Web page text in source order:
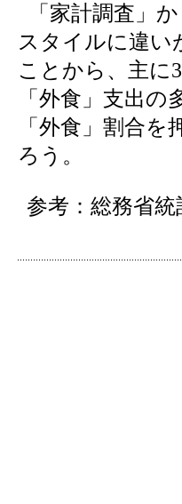
「家計調査」
スタイルに違
ことから、主に
「外食」支出
「外食」割合
ろう。
参考：総務省